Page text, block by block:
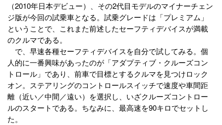
（2010年日本デビュー）、その2代目モデルのマイナーチェン
ジ版が今回の試乗車となる。試乗グレードは「プレミアム」
ということで、これまた前述したセーフティデバイスが満載
のクルマである。
で、早速各種セーフティデバイスを自分で試してみる。個
人的に一番興味があったのが「アダプティブ・クルーズコン
トロール」であり、前車で目標とするクルマを見つけロック
オン。ステアリングのコントロールスイッチで速度や車間距
離（近い／中間／遠い）を選択し、いざクルーズコントロー
ルのスタートである。ちなみに、最高速を90キロでセットし
た。